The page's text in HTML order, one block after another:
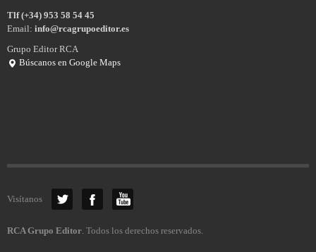
Tlf (+34) 953 58 54 45
Email: info@rcagrupoeditor.es
Grupo Editor RCA
Búscanos en Google Maps
Visítanos
RCA Grupo Editor. Todos los derechos reservados.